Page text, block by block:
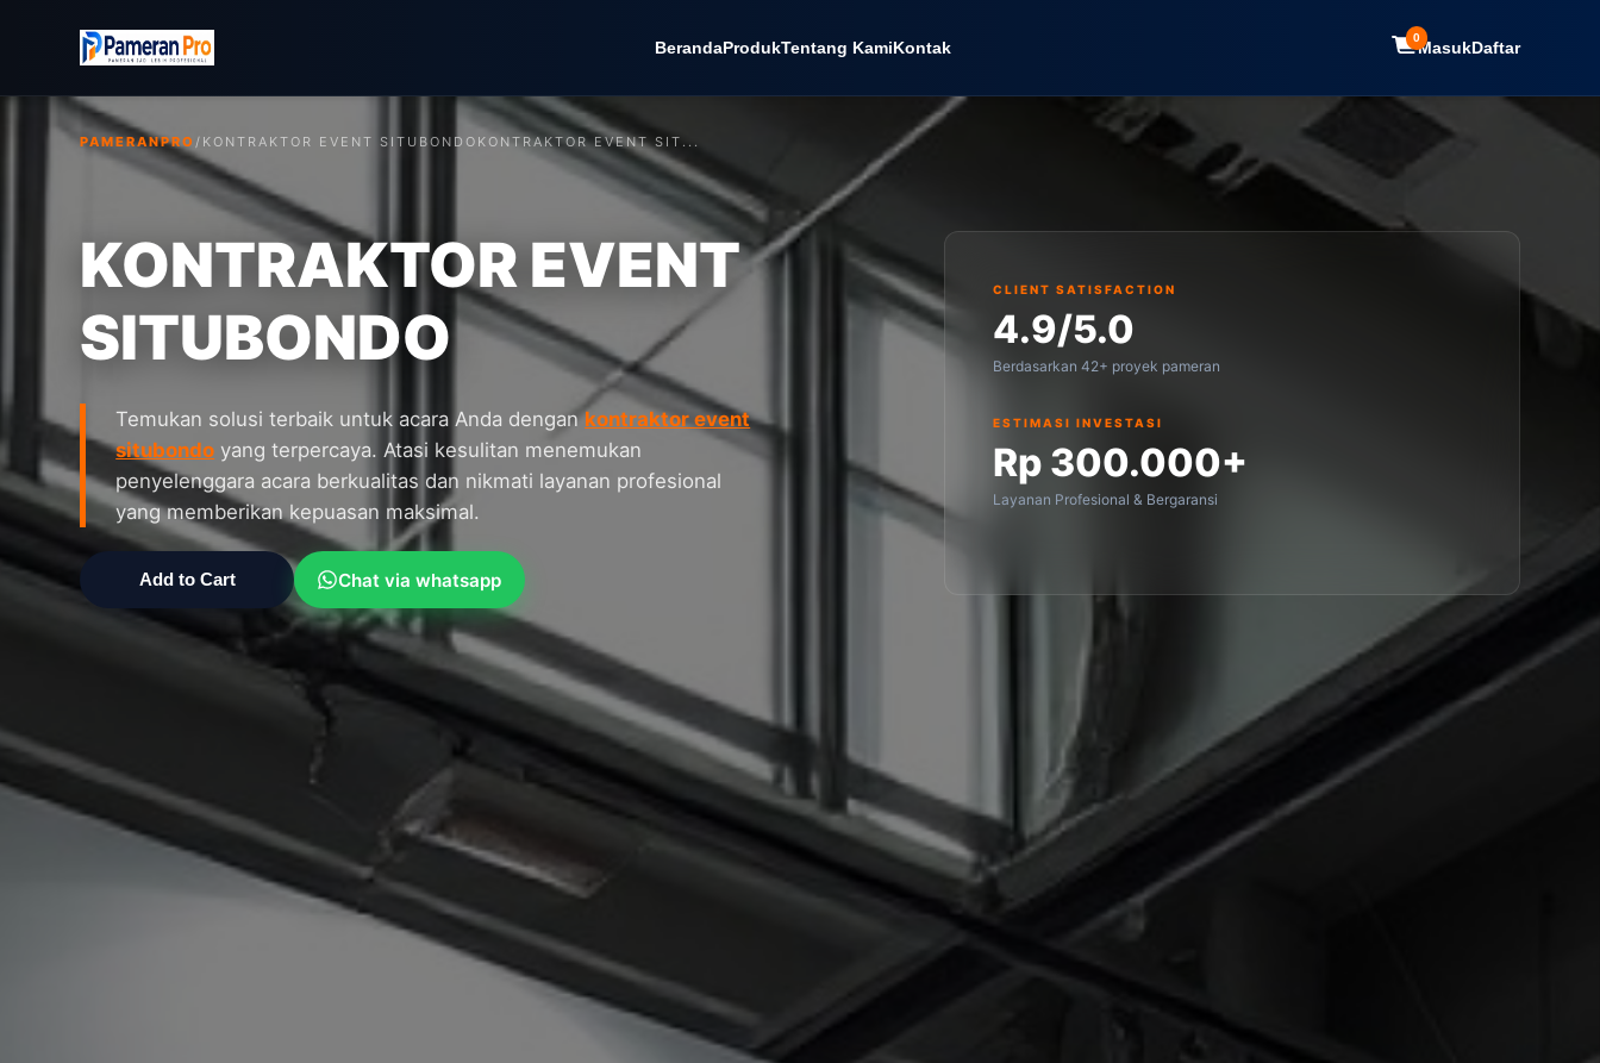
BerandaProdukTentang KamiKontak 0MasukDaftar
PAMERANPRO/ KONTRAKTOR EVENT SITUBONDO KONTRAKTOR EVENT SIT...
KONTRAKTOR EVENT
SITUBONDO
Temukan solusi terbaik untuk acara Anda dengankontraktor event
situbondo yang terpercaya. Atasi kesulitan menemukan
penyelenggara acara berkualitas dan nikmati layanan profesional
yang memberikan kepuasan maksimal.
Add to Cart Chat via whatsapp
CLIENT SATISFACTION
4.9/5.0
Berdasarkan 42+ proyek pameran
ESTIMASI INVESTASI
Rp 300.000+
Layanan Profesional & Bergaransi